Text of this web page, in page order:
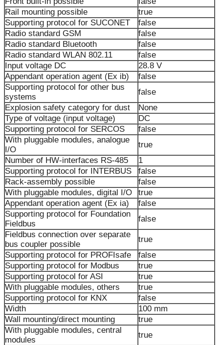
Rail mounting possible
true
Supporting protocol for SUCONET
false
Radio standard GSM
false
Radio standard Bluetooth
false
Radio standard WLAN 802.11
false
Input voltage DC
28.8 V
Appendant operation agent (Ex ib)
false
Supporting protocol for other bus
systems
false
Explosion safety category for dust
None
Type of voltage (input voltage)
DC
Supporting protocol for SERCOS
false
With pluggable modules, analogue
I/O
true
Number of HW-interfaces RS-485
1
Supporting protocol for INTERBUS
false
Rack-assembly possible
false
With pluggable modules, digital I/O
true
Appendant operation agent (Ex ia)
false
Supporting protocol for Foundation
Fieldbus
false
Fieldbus connection over separate
bus coupler possible
true
Supporting protocol for PROFIsafe
false
Supporting protocol for Modbus
true
Supporting protocol for ASI
true
With pluggable modules, others
true
Supporting protocol for KNX
false
Width
100 mm
Wall mounting/direct mounting
true
With pluggable modules, central
modules
true